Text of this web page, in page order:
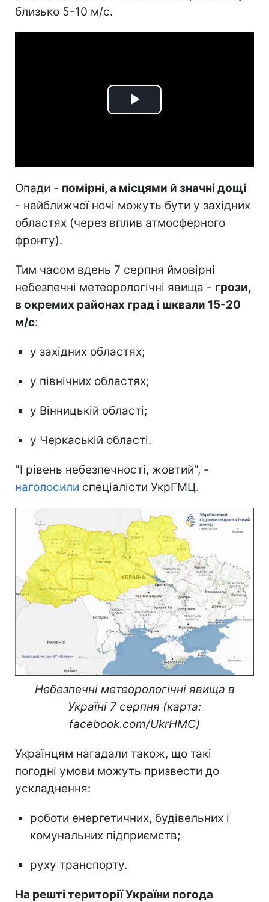
близько 5-10 м/с.
Play
Опади - помірні, а місцями й значні дощі
- найближчої ночі можуть бути у західних
областях (через вплив атмосферного
фронту).
Тим часом вдень 7 серпня ймовірні
небезпечні метеорологічні явища - грози,
в окремих районах град і шквали 15-20
м/с:
у західних областях;
у північних областях;
у Вінницькій області;
у Черкаській області.
"I рівень небезпечності, жовтий", -
наголосили спеціалісти УкрГМЦ.
Небезпечні метеорологічні явища в
Україні 7 серпня (карта:
facebook.com/UkrHMC)
Українцям нагадали також, що такі
погодні умови можуть призвести до
ускладнення:
роботи енергетичних, будівельних і
комунальних підприємств;
руху транспорту.
На решті території України погода